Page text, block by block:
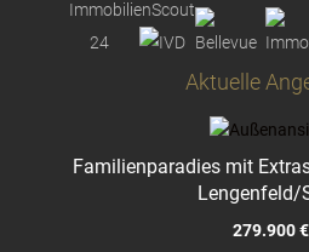
Aktuelle
Familienparadies mit
Lengenfeld/
279.900 €